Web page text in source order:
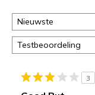
door
<a
de
met
3